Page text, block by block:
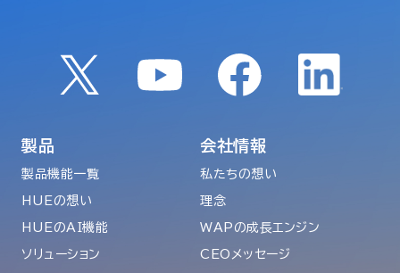
製品
製品機能一覧
HUEの想い
HUEのAI機能
ソリューション
会社情報
私たちの想い
理念
WAPの成長エンジン
CEOメッセージ